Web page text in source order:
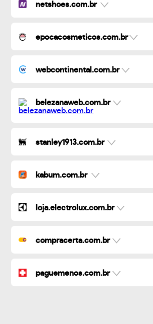
netshoes.com.br
epocacosmeticos.com.br
webcontinental.com.br
belezanaweb.com.br
stanley1913.com.br
kabum.com.br
loja.electrolux.com.br
compracerta.com.br
paguemenos.com.br